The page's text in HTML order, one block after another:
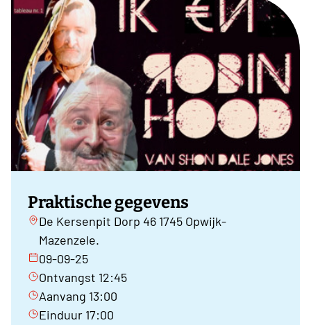
Praktische gegevens
De Kersenpit Dorp 46 1745 Opwijk-
Mazenzele.
09-09-25
Ontvangst 12:45
Aanvang 13:00
Einduur 17:00